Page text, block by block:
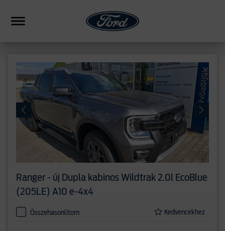
HIBRID
SUV
Ranger - új Dupla kabinos Wildtrak 2.0l EcoBlue
(205LE) A10 e-4x4
Összehasonlítom Kedvencekhez